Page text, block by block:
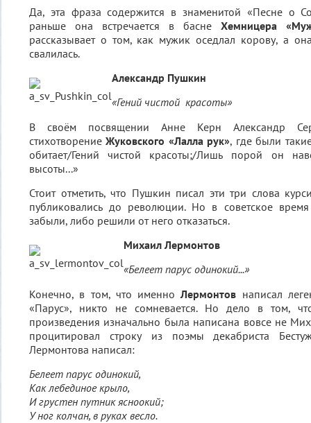
Да, эта фраза содержится в знаменитой «Песне о
раньше она встречается в басне Хемницера
рассказывает о том, как мужик оседлал корову, а
свалилась.
Александр Пушкин
«Гений чистой красоты»
В своём посвящении Анне Керн Александр
стихотворениеЖуковского «Лалла рук», где были
обитает/Гений чистой красоты;/Лишь порой он
высоты...»
Стоит отметить, что Пушкин писал эти три слова
публиковались до революции. Но в советское
забыли, либо решили от него отказаться.
Михаил Лермонтов
«Белеет парус одинокий...»
Конечно, в том, что именноЛермонтов написал
«Парус», никто не сомневается. Но дело в том,
произведения изначально была написана вовсе не
процитировал строку из поэмы декабриста
Лермонтова написал:
Белеет парус одинокий,
Как лебединое крыло,
И грустен путник ясноокий;
У ног колчан, в руках весло.